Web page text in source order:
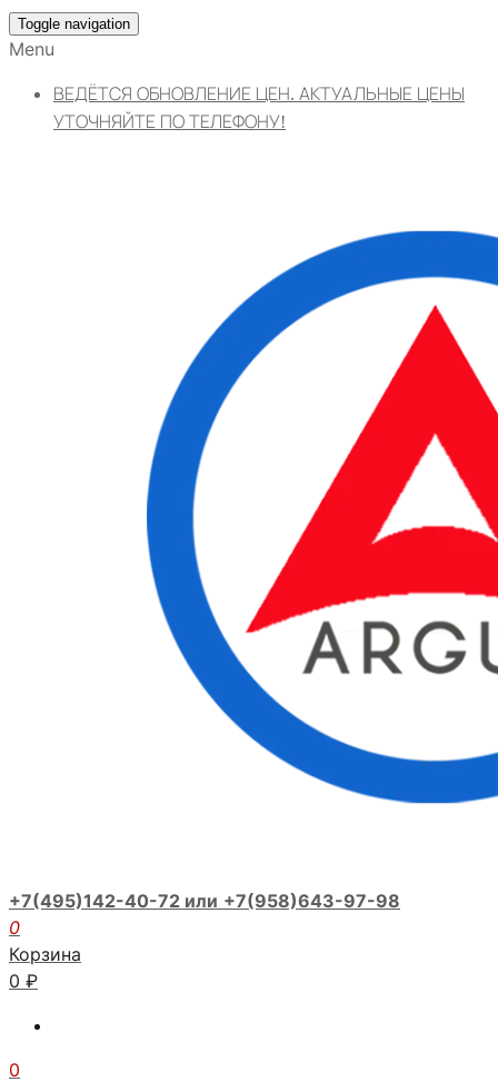
Toggle navigation
Menu
ВЕДЁТСЯ ОБНОВЛЕНИЕ ЦЕН. АКТУАЛЬНЫЕ ЦЕНЫ
УТОЧНЯЙТЕ ПО ТЕЛЕФОНУ!
+7(495)142-40-72 или +7(958)643-97-98
0
Корзина
0 ₽
0